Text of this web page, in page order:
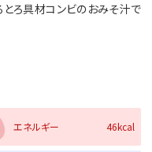
とろ具材コンビのおみそ汁で
エネルギー 46kcal